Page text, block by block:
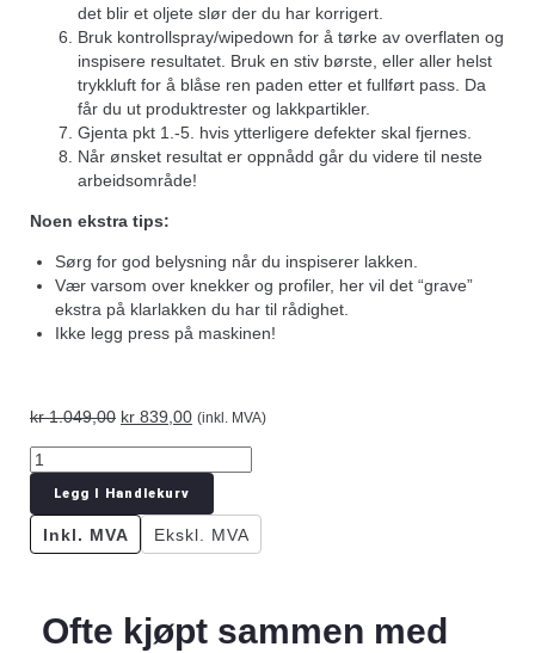
det blir et oljete slør der du har korrigert.
Bruk kontrollspray/wipedown for å tørke av overflaten og
inspisere resultatet. Bruk en stiv børste, eller aller helst
trykkluft for å blåse ren paden etter et fullført pass. Da
får du ut produktrester og lakkpartikler.
Gjenta pkt 1.-5. hvis ytterligere defekter skal fjernes.
Når ønsket resultat er oppnådd går du videre til neste
arbeidsområde!
Noen ekstra tips:
Sørg for god belysning når du inspiserer lakken.
Vær varsom over knekker og profiler, her vil det “grave”
ekstra på klarlakken du har til rådighet.
Ikke legg press på maskinen!
kr1.049,00 kr 839,00 (inkl. MVA)
Legg I Handlekurv
Inkl. MVA Ekskl. MVA
Ofte kjøpt sammen med